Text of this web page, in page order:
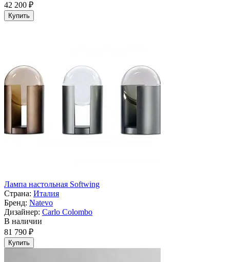
42 200 ₽
Купить
Лампа настольная Softwing
Страна: Италия
Бренд: Natevo
Дизайнер: Carlo Colombo
В наличии
81 790 ₽
Купить